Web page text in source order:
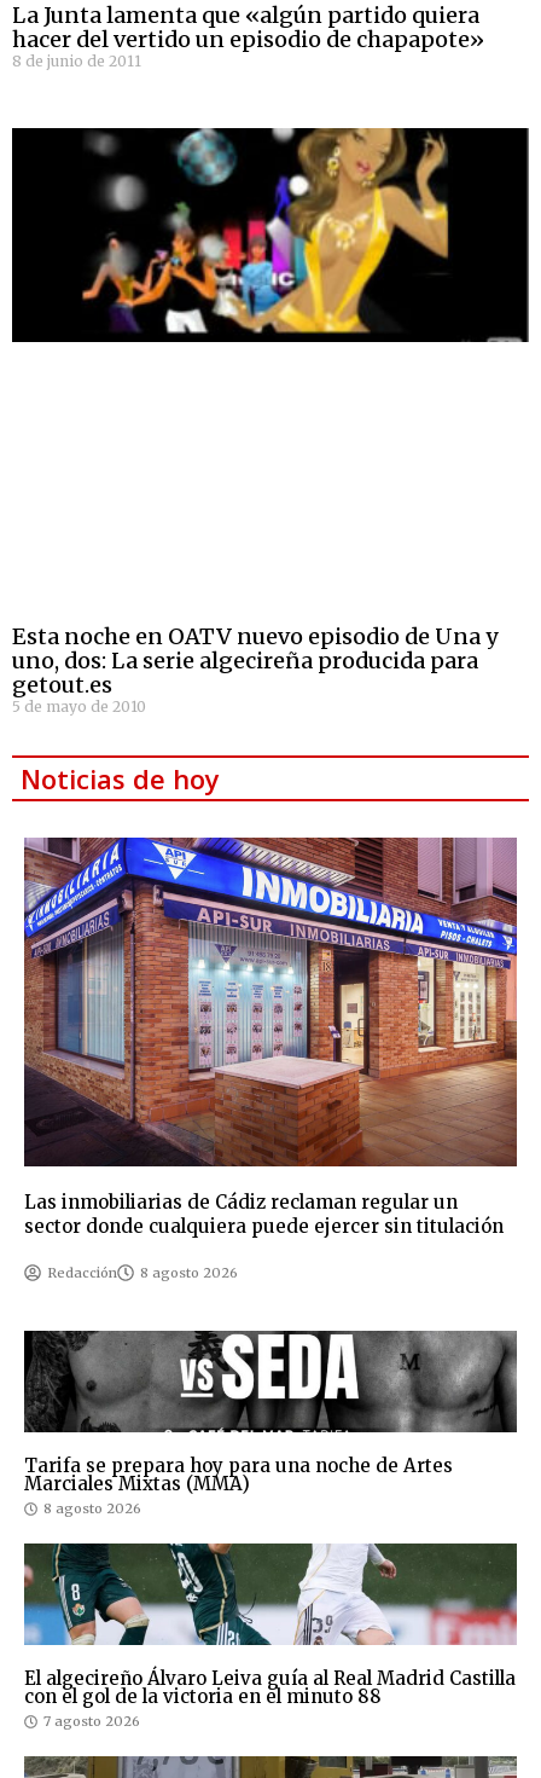
La Junta lamenta que «algún partido quiera
hacer del vertido un episodio de chapapote»
8 de junio de 2011
Esta noche en OATV nuevo episodio de Una y
uno, dos: La serie algecireña producida para
getout.es
5 de mayo de 2010
Noticias de hoy
Las inmobiliarias de Cádiz reclaman regular un
sector donde cualquiera puede ejercer sin titulación
Redacción 8 agosto 2026
Tarifa se prepara hoy para una noche de Artes
Marciales Mixtas (MMA)
8 agosto 2026
El algecireño Álvaro Leiva guía al Real Madrid Castilla
con el gol de la victoria en el minuto 88
7 agosto 2026